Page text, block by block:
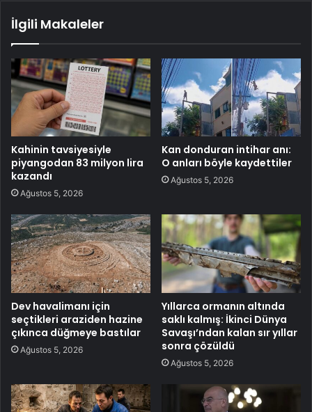
İlgili Makaleler
Kahinin tavsiyesiyle
piyangodan 83 milyon lira
kazandı
Ağustos 5, 2026
Kan donduran intihar anı:
O anları böyle kaydettiler
Ağustos 5, 2026
Dev havalimanı için
seçtikleri araziden hazine
çıkınca düğmeye bastılar
Ağustos 5, 2026
Yıllarca ormanın altında
saklı kalmış: İkinci Dünya
Savaşı’ndan kalan sır yıllar
sonra çözüldü
Ağustos 5, 2026